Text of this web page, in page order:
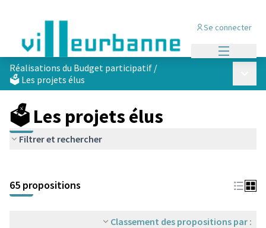
Se connecter
Réalisations du Budget participatif /
🗳️ Les projets élus
🗳️ Les projets élus
Filtrer et rechercher
+
−
65 propositions
Classement des propositions par :